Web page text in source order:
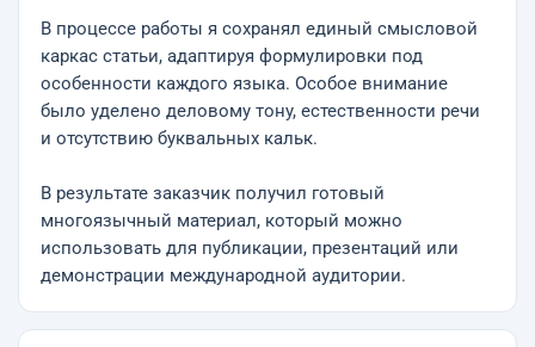
В процессе работы я сохранял единый смысловой
каркас статьи, адаптируя формулировки под
особенности каждого языка. Особое внимание
было уделено деловому тону, естественности речи
и отсутствию буквальных кальк.
В результате заказчик получил готовый
многоязычный материал, который можно
использовать для публикации, презентаций или
демонстрации международной аудитории.